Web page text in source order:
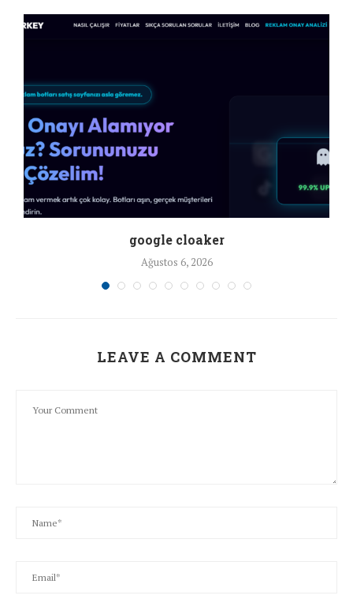
google cloaker
Ağustos 6, 2026
LEAVE A COMMENT